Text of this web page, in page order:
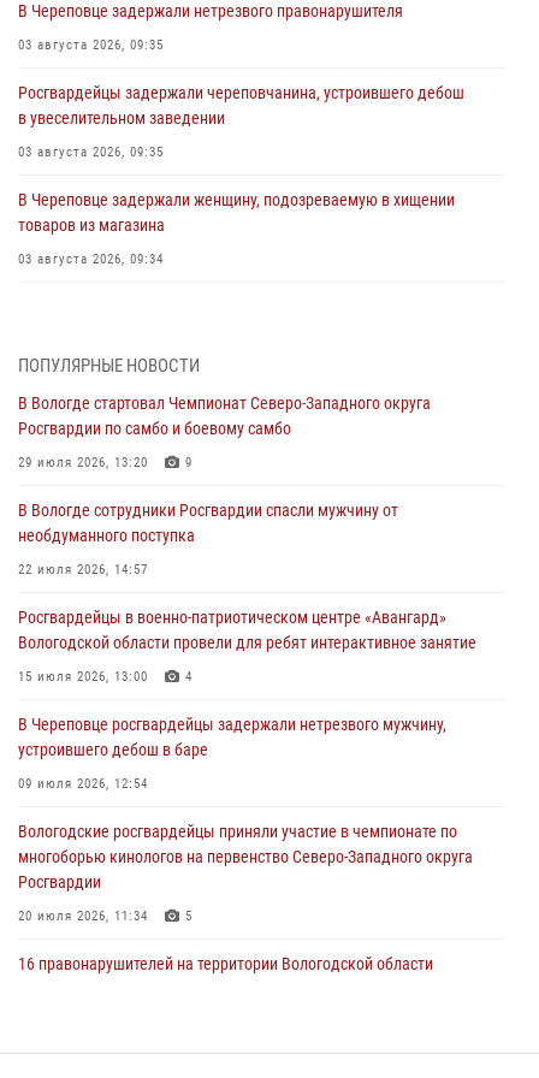
В Череповце задержали нетрезвого правонарушителя
03 августа 2026, 09:35
Росгвардейцы задержали череповчанина, устроившего дебош
в увеселительном заведении
03 августа 2026, 09:35
В Череповце задержали женщину, подозреваемую в хищении
товаров из магазина
03 августа 2026, 09:34
самбо
ЗА МИНУВШУЮ НЕДЕЛЮ СОТРУДНИКАМИ ВНЕВЕДОМСТВЕННОЙ
ОХРАНЫ РОСГВАРДИИ В ВОЛОГОДСКОЙ ОБЛАСТИ ЗАДЕРЖАНО 23
02 августа 2026, 10:37
Росгвардейцы в г. Соколе задержали несовершеннолетнего
31 июля 2026, 06:43
В Вологде стартовал Чемпионат Северо-Западного округа
29 июля 2026, 13:20
ПОПУЛЯРНЫЕ НОВОСТИ
В Вологде стартовал Чемпионат Северо-Западного округа
Росгвардии по самбо и боевому самбо
29 июля 2026, 13:20 9
В Вологде сотрудники Росгвардии спасли мужчину от
необдуманного поступка
22 июля 2026, 14:57
Росгвардейцы в военно-патриотическом центре «Авангард»
Вологодской области провели для ребят интерактивное занятие
15 июля 2026, 13:00 4
В Череповце росгвардейцы задержали нетрезвого мужчину,
устроившего дебош в баре
09 июля 2026, 12:54
Вологодские росгвардейцы приняли участие в чемпионате по
многоборью кинологов на первенство Северо-Западного округа
Росгвардии
20 июля 2026, 11:34 5
16 правонарушителей на территории Вологодской области